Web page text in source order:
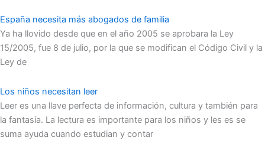
España necesita más abogados de familia
Ya ha llovido desde que en el año 2005 se aprobara la Ley
15/2005, fue 8 de julio, por la que se modifican el Código Civil y la
Ley de
Los niños necesitan leer
Leer es una llave perfecta de información, cultura y también para
la fantasía. La lectura es importante para los niños y les es se
suma ayuda cuando estudian y contar